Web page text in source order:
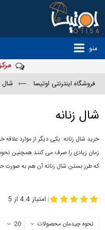
منو
فروشگاه اینترنتی اوتیسا —›
شال زنانه
خرید شال زنانه. یکی دیگر از موارد
زمان زیادی را صرف می کنند همچنین
که طرز بستن شال زنانه آن هم به صورت
| امتیاز 4.4 از 5
نحوه چیدمان محصولات 20